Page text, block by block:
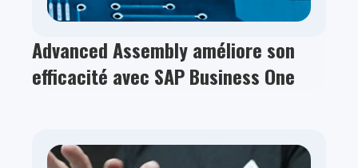
Advanced Assembly améliore son
efficacité avec SAP Business One